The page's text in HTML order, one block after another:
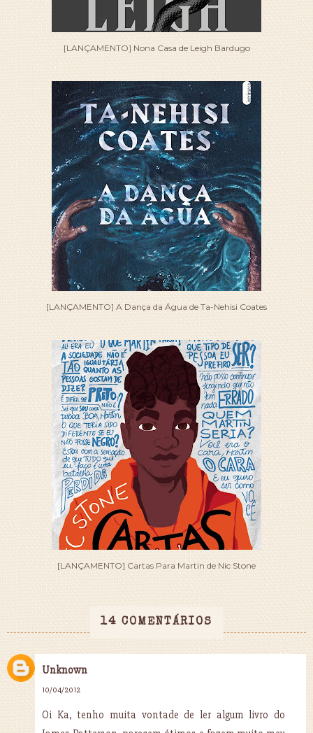
[LANÇAMENTO] Nona Casa de Leigh Bardugo
[LANÇAMENTO] A Dança da Água de Ta-Nehisi Coates
[LANÇAMENTO] Cartas Para Martin de Nic Stone
14 COMENTÁRIOS
Unknown
10/04/2012
Oi Ka, tenho muita vontade de ler algum livro do